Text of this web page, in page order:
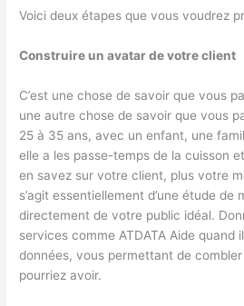
Voici deux étapes que vous voudrez
Construire un avatar de votre client
C’est une chose de savoir que vous
une autre chose de savoir que vous
25 à 35 ans, avec un enfant, une
elle a les passe-temps de la cuisson
en savez sur votre client, plus votre
s’agit essentiellement d’une étude de
directement de votre public idéal.
services comme ATDATA Aide quand
données, vous permettant de
pourriez avoir.